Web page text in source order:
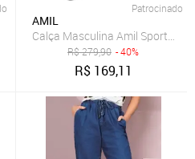
Castor - 46
Patrocinado
AMIL
Calça Masculina Amil Sport
R$279,90 - 40%
R$ 169,11